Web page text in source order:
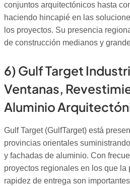
conjuntos arquitectónicos hasta
haciendo hincapié en las
los proyectos. Su presencia
de construcción medianos y
6) Gulf Target
Ventanas,
Aluminio
Gulf Target (GulfTarget) está
provincias orientales
y fachadas de aluminio. Con
proyectos regionales en los que la
rapidez de entrega son